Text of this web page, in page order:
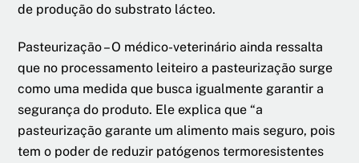
de produção do substrato lácteo.
Pasteurização – O médico-veterinário ainda ressalta
que no processamento leiteiro a pasteurização surge
como uma medida que busca igualmente garantir a
segurança do produto. Ele explica que “a
pasteurização garante um alimento mais seguro, pois
tem o poder de reduzir patógenos termoresistentes